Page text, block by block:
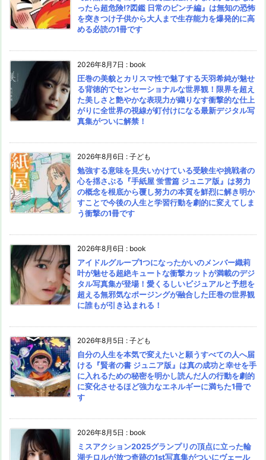
ったら超危険!?図鑑 日常のピンチ編』は無知の恐怖
を突きつけ子供から大人まで生存能力を爆発的に高
める必読の1冊です
2026年8月7日 : book
圧巻の美貌とカリスマ性で魅了する天羽希純が魅せ
る背徳的でセンセーショナルな世界観！限界を超え
た美しさと艶やかな表現力が織りなす衝撃的な仕上
がりに全世界の視線が釘付けになる最新デジタル写
真集がついに解禁！
2026年8月6日 : 子ども
勉強する意味を見失いかけている受験生や挑戦者の
心を揺さぶる『手紙屋 蛍雪篇 ジュニア版』は努力
の概念を根底から覆し努力の本質を鮮烈に解き明か
すことで今後の人生と学習行動を劇的に変えてしま
う衝撃の1冊です
2026年8月6日 : book
アイドルグループ1つになったかいのメンバー織莉
叶が魅せる超絶キュートな衝撃カットが満載のデジ
タル写真集が登場！愛くるしいビジュアルと予想を
超える無邪気なポージングが融合した圧巻の世界観
に誰もが引き込まれる！
2026年8月5日 : 子ども
自分の人生を本気で変えたいと願うすべての人へ届
ける『賢者の書 ジュニア版』は真の成功と幸せを手
に入れるための秘密を明かし読んだ人の行動を劇的
に変化させるほど強力なエネルギーに満ちた1冊で
す
2026年8月5日 : book
ミスアクション2025グランプリの頂点に立った輪
湖チロルが放つ奇跡の1st写真集がついにヴェール